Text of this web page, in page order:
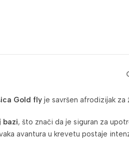
Gold fly je savršen afrodizijak za
bazi, što znači da je siguran za
avantura u krevetu postaje